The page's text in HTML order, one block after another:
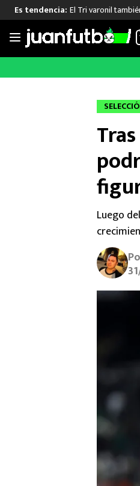
Saltar
Es tendencia: El Tri varonil
LIGA MX
Chivas de Guadalajara
Liga MX FemenilLuego